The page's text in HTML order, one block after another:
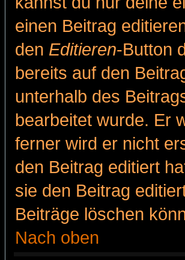
einen Beitrag
den Editieren-Button
bereits auf den
unterhalb des
bearbeitet wurde. Er
ferner wird er nicht
den Beitrag editiert
sie den Beitrag
Beiträge löschen
Nach oben